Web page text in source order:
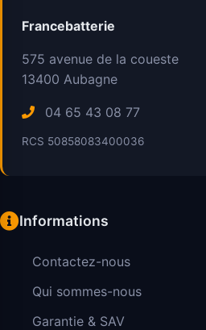
Francebatterie
575 avenue de la coueste
13400 Aubagne
04 65 43 08 77
RCS 50858083400036
Informations
Contactez-nous
Qui sommes-nous
Garantie & SAV